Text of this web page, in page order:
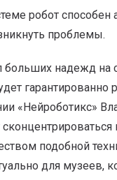
робот
проблемы.
больших надежд на
гарантированно
«Нейроботикс»
подобной
для музеев,